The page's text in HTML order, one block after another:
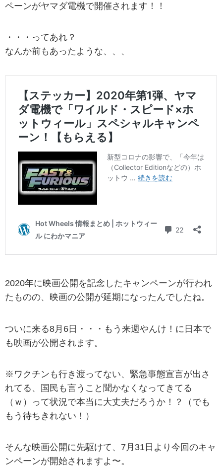
ペーンがヤマダ電機で開催されます！！
・・・ってあれ？
なんか前もあったような、、、
2020年に映画公開を記念したキャンペーンが行われ
たものの、映画の公開が延期になったんでしたね。
ついに来る8月6日・・・もう来週やんけ！に日本で
も映画が公開されます。
※ワクチンも行き渡ってない、緊急事態宣言が出さ
れてる、国民も言うこと聞かなくなってきてる
（ｗ）って状況で本当に大丈夫だろうか！？（でも
もう待ちきれない！）
そんな映画公開に先駆けて、7月31日より今回のキャ
ンペーンが開始されますよ〜。